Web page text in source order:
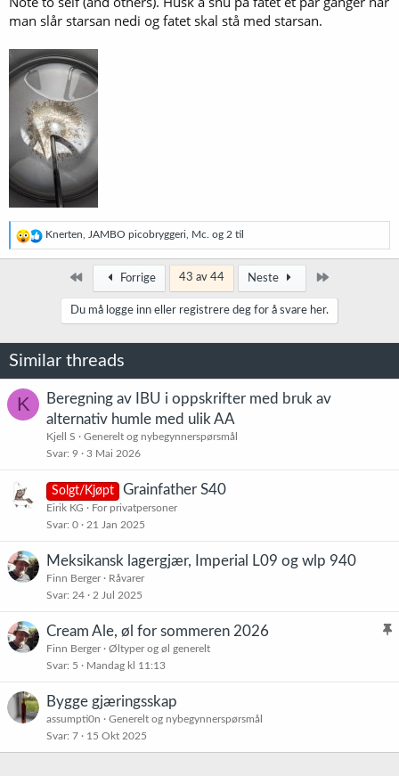
man slår starsan nedi og fatet skal stå med starsan.
R
e
a
r
Knerten JAMBO picobryggeri Mc. og 2 til
Først Forrige 43 av 44 Neste
Du må logge inn eller registrere deg for å svare her.
Similar threads
K
Beregning av IBU i oppskrifter med bruk av
alternativ humle med ulik AA
Kjell S
Generelt og nybegynnerspørsmål
Svar 9 3 Mai 2026
Solgt/Kjøpt Grainfather S40
Eirik KG
For privatpersoner
Svar 0 21 Jan 2025
Meksikansk lagergjær, Imperial L09 og wlp 940
Finn Berger
Råvarer
Svar 24 2 Jul 2025
K
Cream Ale, øl for sommeren 2026
Finn Berger
Øltyper og øl generelt
Svar 5 Mandag kl 11:13
Bygge gjæringsskap
assumpti0n
Generelt og nybegynnerspørsmål
Svar 7 15 Okt 2025